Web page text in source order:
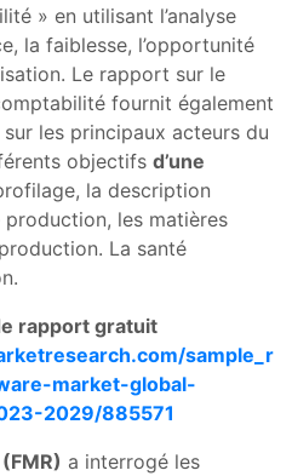
» en utilisant l’analyse
la faiblesse, l’opportunité
Le rapport sur le
fournit également
les principaux acteurs du
objectifs d’une
la description
les matières
La santé
rapport gratuit
sample_r
market-global-
2029/885571
a interrogé les